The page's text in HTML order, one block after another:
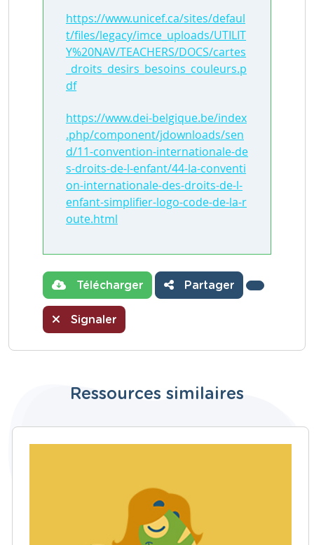
https://www.unicef.ca/sites/defaul
t/files/legacy/imce_uploads/UTILIT
Y%20NAV/TEACHERS/DOCS/cartes
_droits_desirs_besoins_couleurs.p
df
https://www.dei-belgique.be/index
.php/component/jdownloads/sen
d/11-convention-internationale-de
s-droits-de-l-enfant/44-la-conventi
on-internationale-des-droits-de-l-
enfant-simplifier-logo-code-de-la-r
oute.html
Télécharger Partager
Signaler
Ressources similaires